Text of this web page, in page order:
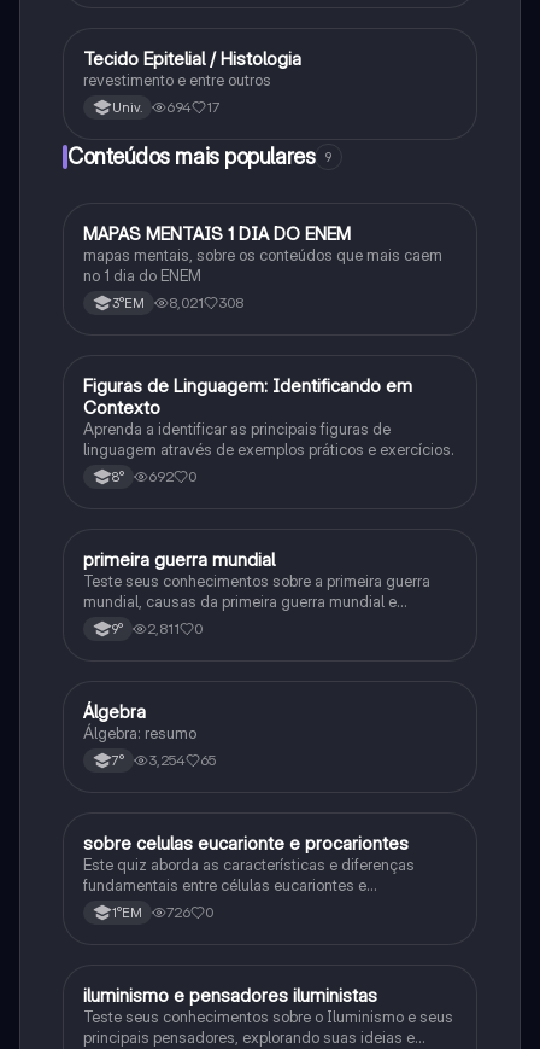
Ciência
Tecido Epitelial / Histologia
revestimento e entre outros
Univ. 694 17
Conteúdos mais populares 9
Português
MAPAS MENTAIS 1 DIA DO ENEM
mapas mentais, sobre os conteúdos que mais caem
no 1 dia do ENEM
3°EM 8,021 308
FPortuguês
Figuras de Linguagem: Identificando em
Contexto
Aprenda a identificar as principais figuras de
linguagem através de exemplos práticos e exercícios.
8° 692 0
História
primeira guerra mundial
Teste seus conhecimentos sobre a primeira guerra
mundial, causas da primeira guerra mundial e
consequências da Primeira Guerra Mundial, fases da
primeira guerra mundial
9° 2,811 0
Matematica
Álgebra
Álgebra: resumo
7° 3,254 65
Biologia
sobre celulas eucarionte e procariontes
Este quiz aborda as características e diferenças
fundamentais entre células eucariontes e
procariontes.
1°EM 726 0
História
iluminismo e pensadores iluministas
Teste seus conhecimentos sobre o Iluminismo e seus
principais pensadores, explorando suas ideias e